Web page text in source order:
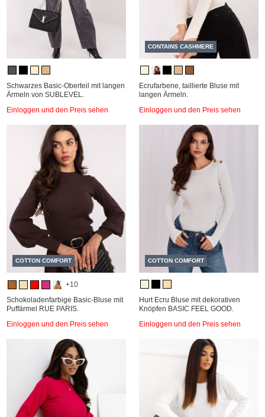
Schwarzes Basic-Oberteil mit langen
Ärmeln von SUBLEVEL.
Einloggen und den Preis sehen
CONTAINS CASHMERE
Ecrufarbene, taillierte Bluse mit
langen Ärmeln.
Einloggen und den Preis sehen
COTTON COMFORT
+10
Schokoladenfarbige Basic-Bluse mit
Puffärmel RUE PARIS.
Einloggen und den Preis sehen
COTTON COMFORT
Hurt Ecru Bluse mit dekorativen
Knöpfen BASIC FEEL GOOD.
Einloggen und den Preis sehen